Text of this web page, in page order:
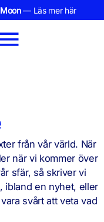
— Läs mer här
från vår värld. När
när vi kommer över
sfär, så skriver vi
ibland en nyhet, eller
svårt att veta vad